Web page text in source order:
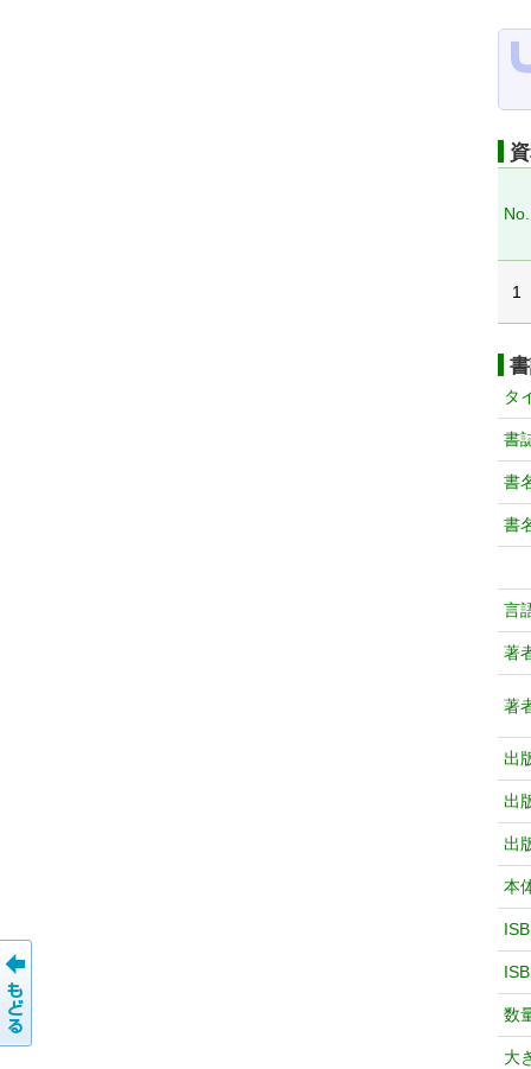
No.
1
タ
書
書
書
言
著
著
出
出
出
本
数
大